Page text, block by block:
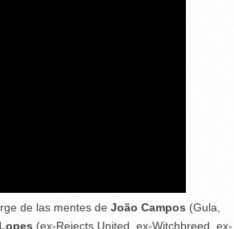
de las mentes de João Campos(Gula,
(ex-Rejects United, ex-Witchbreed, ex-